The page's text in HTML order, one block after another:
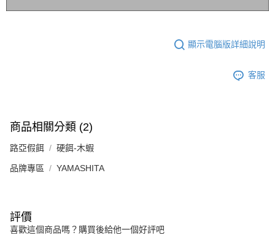
顯示電腦版詳細說明
客服
商品相關分類 (2)
路亞假餌 硬餌-木蝦
品牌專區 YAMASHITA
評價
喜歡這個商品嗎？購買後給他一個好評吧